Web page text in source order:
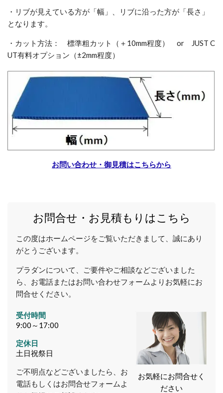
・リブが見えている方が「幅」、リブに沿った方が「長さ」
となります。
・カット方法： 標準粗カット（＋10mm程度） or JUST C
UT有料オプション（±2mm程度）
お問い合わせ・御見積はこちらから
お問合せ・お見積もりはこちら
この度はホームページをご覧いただきまして、誠にあり
がとうございます。
プラダンについて、ご要件やご相談などございました
ら、お電話またはお問い合わせフォームよりお気軽にお
問合せください。
お気軽にお問合せく
ださい
受付時間
9:00～17:00
定休日
土日祝祭日
ご不明点などございましたら、お
電話もしくはお問合せフォームよ